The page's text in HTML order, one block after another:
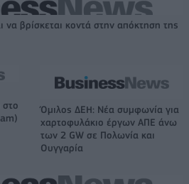
να βρίσκεται κοντά στην απόκτηση της
στο
Όμιλος ΔΕΗ: Νέα συμφωνία για
χαρτοφυλάκιο έργων ΑΠΕ άνω
των 2 GW σε Πολωνία και
Ουγγαρία